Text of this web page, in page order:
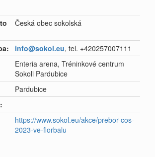
Česká obec sokolská
info@sokol.eu, tel. +420257007111
Enteria arena, Tréninkové centrum
Sokoli Pardubice
Pardubice
https://www.sokol.eu/akce/prebor-cos-
2023-ve-florbalu